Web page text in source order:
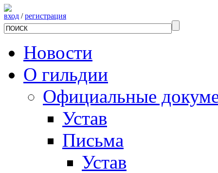
вход /регистрация
Новости
О гильдии
Официальные
Устав
Письма
Устав